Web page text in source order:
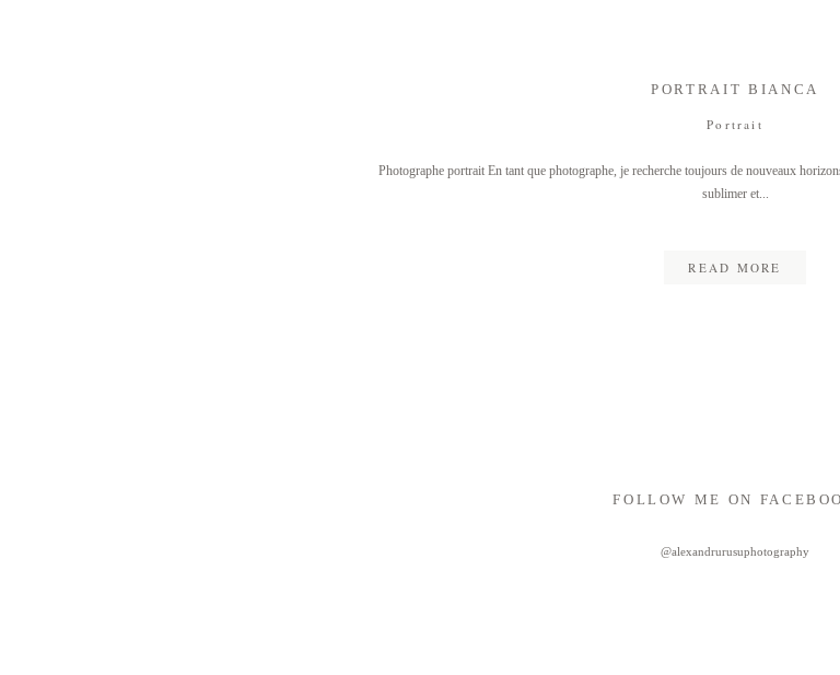
PORTRAIT BIANCA
Portrait
Photographe portrait En tant que photographe, je recherche toujours de nouveaux
sublimer et...
READ MORE
FOLLOW ME ON
@alexandrurusuphotography